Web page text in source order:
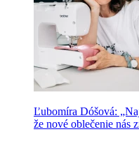
Ľubomíra Dóšová:
že nové oblečenie nás